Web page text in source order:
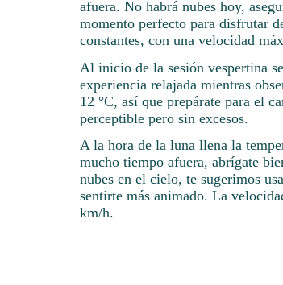
afuera. No habrá nubes hoy,
momento perfecto para disfrutar
constantes, con una velocidad
Al inicio de la sesión vespertina
experiencia relajada mientras
12 °C, así que prepárate para el
perceptible pero sin excesos.
A la hora de la luna llena la
mucho tiempo afuera, abrígate
nubes en el cielo, te sugerimos
sentirte más animado. La
km/h.